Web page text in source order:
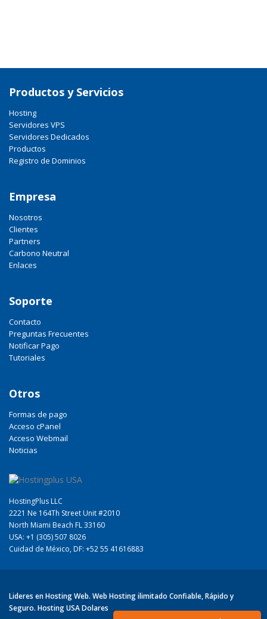
Productos y Servicios
Hosting
Servidores VPS
Servidores Dedicados
Productos
Registro de Dominios
Empresa
Nosotros
Clientes
Partners
Carbono Neutral
Enlaces
Soporte
Contacto
Preguntas Frecuentes
Notificar Pago
Tutoriales
Otros
Formas de pago
Acceso cPanel
Acceso Webmail
Noticias
HostingPlus LLC
2221 Ne 164Th Street Unit #2010
North Miami Beach FL 33160
USA: +1 (305) 507 8026
Cuidad de México, DF: +52 55 41616883
Lideres en Hosting Web. Web Hosting ilimitado Confiable, Rápido y
Seguro. Hosting USA Dolares